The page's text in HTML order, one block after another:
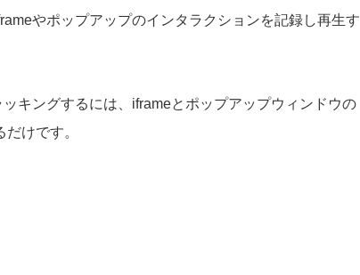
やポップアップのインタラクションを記録し再生す
キングするには、iframeとポップアップウィンドウの
けです。